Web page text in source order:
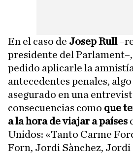
En el caso de Josep Rull
presidente del Parlament–,
pedido aplicarle la
antecedentes penales, algo
asegurado en una
consecuencias como que
a la hora de viajar a países
Unidos: «Tanto Carme
Forn, Jordi Sànchez, Jordi